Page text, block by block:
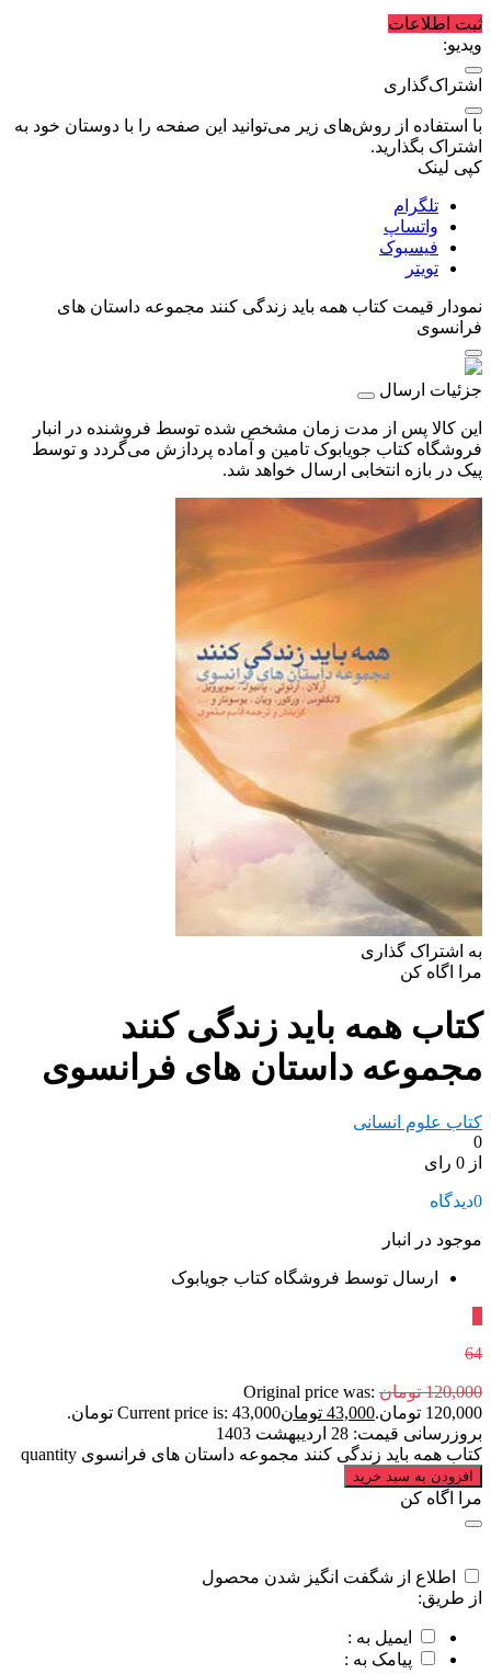
ثبت اطلاعات
ویدیو:
اشتراک‌گذاری
با استفاده از روش‌های زیر می‌توانید این صفحه را با دوستان خود به
اشتراک بگذارید.
کپی لینک
تلگرام
واتساپ
فیسبوک
تویتر
نمودار قیمت کتاب همه باید زندگی کنند مجموعه داستان های
فرانسوی
جزئیات ارسال
این کالا پس از مدت زمان مشخص شده توسط فروشنده در انبار
فروشگاه کتاب جویابوک تامین و آماده پردازش می‌گردد و توسط
پیک در بازه انتخابی ارسال خواهد شد.
به اشتراک گذاری
مرا اگاه کن
کتاب همه باید زندگی کنند
مجموعه داستان های فرانسوی
کتاب علوم انسانی
0
از 0 رای
0دیدگاه
موجود در انبار
ارسال توسط فروشگاه کتاب جویابوک
64
120,000 تومان Original price was:
120,000 تومان.
43,000 تومانCurrent price is: 43,000 تومان.
بروزرسانی قیمت: 28 اردیبهشت 1403
کتاب همه باید زندگی کنند مجموعه داستان های فرانسوی quantity
افزودن به سبد خرید
مرا اگاه کن
اطلاع از شگفت انگیز شدن محصول
از طریق:
ایمیل به :
پیامک به :